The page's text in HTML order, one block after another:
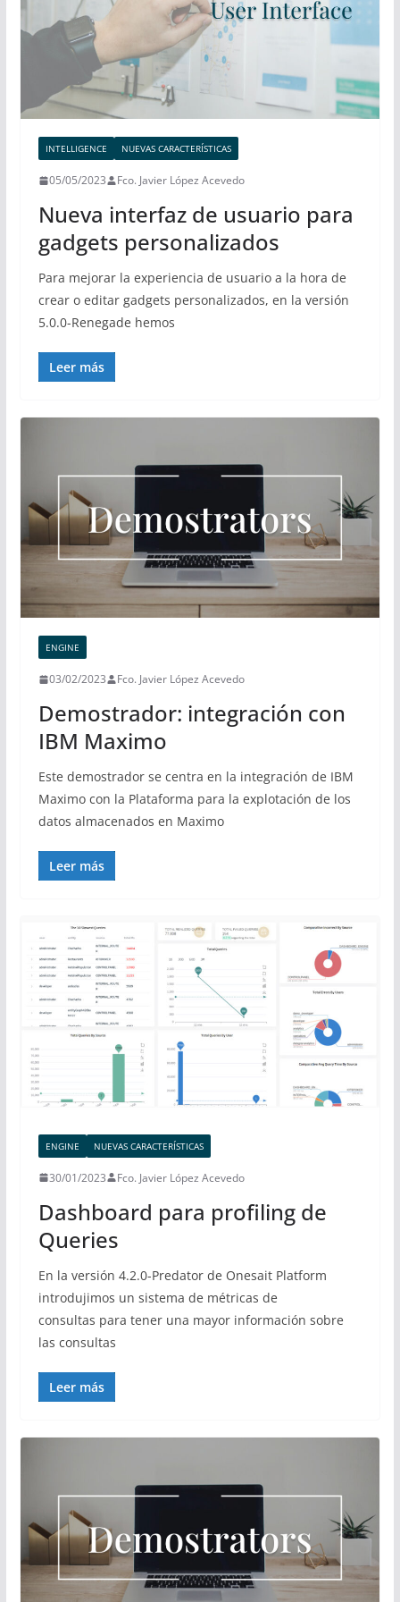
INTELLIGENCE NUEVAS CARACTERÍSTICAS
05/05/2023 Fco. Javier López Acevedo
Nueva interfaz de usuario para
gadgets personalizados
Para mejorar la experiencia de usuario a la hora de
crear o editar gadgets personalizados, en la versión
5.0.0-Renegade hemos
Leer más
ENGINE
03/02/2023 Fco. Javier López Acevedo
Demostrador: integración con
IBM Maximo
Este demostrador se centra en la integración de IBM
Maximo con la Plataforma para la explotación de los
datos almacenados en Maximo
Leer más
ENGINE NUEVAS CARACTERÍSTICAS
30/01/2023 Fco. Javier López Acevedo
Dashboard para profiling de
Queries
En la versión 4.2.0-Predator de Onesait Platform
introdujimos un sistema de métricas de
consultas para tener una mayor información sobre
las consultas
Leer más